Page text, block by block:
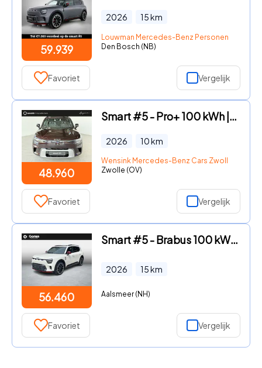
59.939
2026 15km
Louwman Mercedes-Benz Personenwagens
Den Bosch (NB)
Favoriet Vergelijk
48.960
Smart #5 - Pro+ 100 kWh | Panoramadak | Elektrische stoelen | 360 grade
2026 10km
Wensink Mercedes-Benz Cars Zwolle
Zwolle (OV)
Favoriet Vergelijk
56.460
Smart #5 - Brabus 100 kWh VAKANTIE DEALS! | Van € 63.460, - voor € 56.4
2026 15km
Aalsmeer (NH)
Favoriet Vergelijk